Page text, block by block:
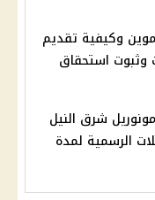
وكيفية تقديم
وثبوت استحقاق
مونوريل شرق النيل
الرسمية لمدة